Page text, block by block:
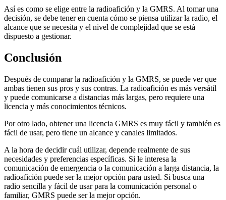
Así es como se elige entre la radioafición y la GMRS. Al tomar una
decisión, se debe tener en cuenta cómo se piensa utilizar la radio, el
alcance que se necesita y el nivel de complejidad que se está
dispuesto a gestionar.
Conclusión
Después de comparar la radioafición y la GMRS, se puede ver que
ambas tienen sus pros y sus contras. La radioafición es más versátil
y puede comunicarse a distancias más largas, pero requiere una
licencia y más conocimientos técnicos.
Por otro lado, obtener una licencia GMRS es muy fácil y también es
fácil de usar, pero tiene un alcance y canales limitados.
A la hora de decidir cuál utilizar, depende realmente de sus
necesidades y preferencias específicas. Si le interesa la
comunicación de emergencia o la comunicación a larga distancia, la
radioafición puede ser la mejor opción para usted. Si busca una
radio sencilla y fácil de usar para la comunicación personal o
familiar, GMRS puede ser la mejor opción.